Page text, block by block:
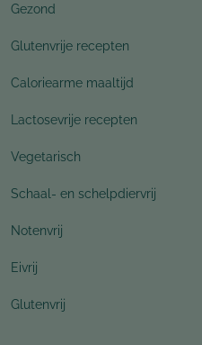
Gezond
Glutenvrije recepten
Caloriearme maaltijd
Lactosevrije recepten
Vegetarisch
Schaal- en schelpdiervrij
Notenvrij
Eivrij
Glutenvrij